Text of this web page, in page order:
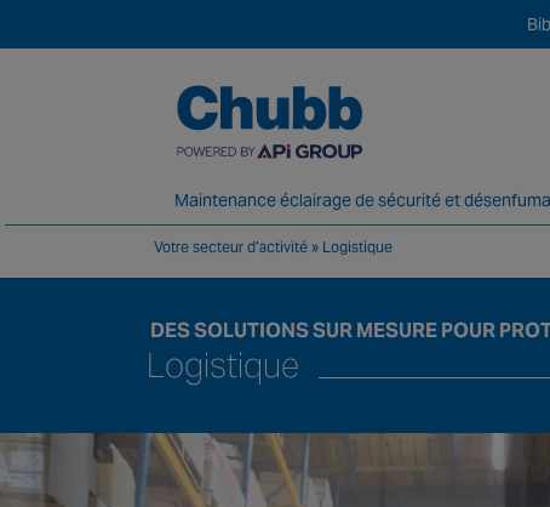
Maintenance éclairage de sécurité et
Votre secteur d’activité » Logistique
DES SOLUTIONS SUR MESURE POUR
Logistique